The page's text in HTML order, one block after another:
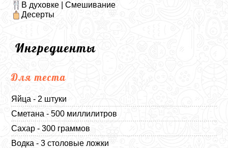
В духовке | Смешивание
Десерты
Ингредиенты
Для теста
Яйца - 2 штуки
Сметана - 500 миллилитров
Сахар - 300 граммов
Водка - 3 столовые ложки